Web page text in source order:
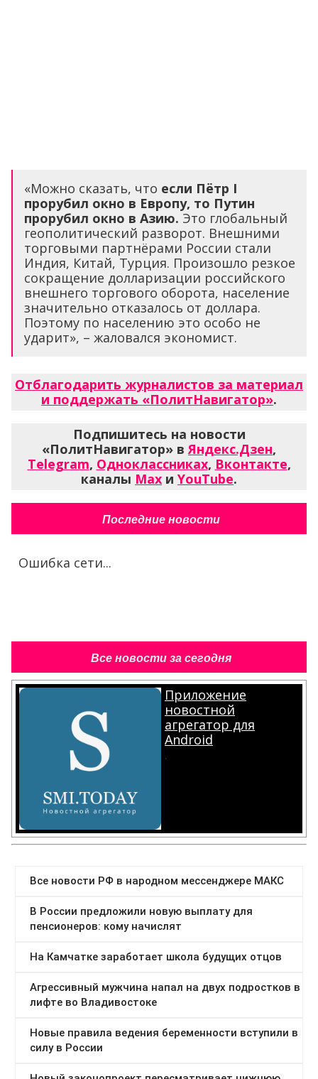
«Можно сказать, что если Пётр I
прорубил окно в Европу, то Путин
прорубил окно в Азию. Это глобальный
геополитический разворот. Внешними
торговыми партнёрами России стали
Индия, Китай, Турция. Произошло резкое
сокращение долларизации российского
внешнего торгового оборота, население
значительно отказалось от доллара.
Поэтому по населению это особо не
ударит», – жаловался экономист.
Отблагодарить журналистов за материал
и поддержать «ПолитНавигатор».
Подпишитесь на новости
«ПолитНавигатор» вЯндекс.Дзен,
Telegram, Одноклассниках, Вконтакте,
каналы Max и YouTube.
Последние новости
Ошибка сети...
Все новости за сегодня
Приложение
новостной
агрегатор для
Android
.